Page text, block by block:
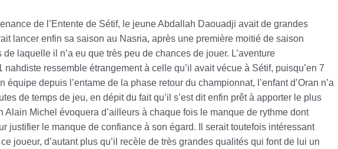
de l’Entente de Sétif, le jeune Abdallah Daouadji avait de grandes
lancer enfin sa saison au Nasria, après une première moitié de saison
laquelle il n’a eu que très peu de chances de jouer. L’aventure
nahdiste ressemble étrangement à celle qu’il avait vécue à Sétif, puisqu’en 7
équipe depuis l’entame de la phase retour du championnat, l’enfant d’Oran n’a
de temps de jeu, en dépit du fait qu’il s’est dit enfin prêt à apporter le plus
Alain Michel évoquera d’ailleurs à chaque fois le manque de rythme dont
justifier le manque de confiance à son égard. Il serait toutefois intéressant
joueur, d’autant plus qu’il recèle de très grandes qualités qui font de lui un